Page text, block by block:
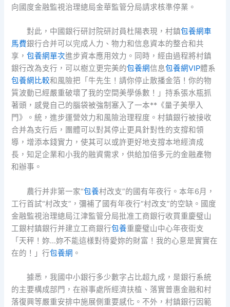
向國度金融監視治理總局金華監管分局請求核準停業。
對此，中國銀行研討院研討員杜陽表現，村鎮包養網車
馬費銀行合并可以完成人力、物力和信息資本的整合和共
享，包養網單次進步資本應用效力。同時，經由過程將村鎮
銀行改為支行，可以樹立更完美的包養網信息包養網VIP體系
包養網比較和風險把「牛先生！請你停止散播金箔！你的物
質波動已經嚴重破壞了我的空間美學係數！」持系張水瓶抓
著頭，感覺自己的腦袋被強制塞入了一本**《量子美學入
門》。統，進步運營效力和風險治理程度。村鎮銀行被接收
合并為支行后，團體可以對其停止更具針對性的支撐和領
導，增添本錢實力，使其可以或許更好地支撐本地經濟成
長，知足企業和小我的融資需求，供給加倍多元的金融產物
和辦事。
農行并非第一家“包養村改支”的國有年夜行。本年6月，
工行首試“村改支”，彌補了國有年夜行“村改支”的空缺。國度
金融監視治理總局江津監管分局批准工商銀行收買重慶璧山
工銀村鎮銀行并建立工商銀行包養重慶璧山中心年夜街支
「天秤！妳…妳不能這樣對待愛妳的財富！我的心意是實實在
在的！」行包養網 。
據悉，我國中小銀行多少數字占比超九成，是銀行系統
的主要構成部門，在辦事處所經濟扶植、落實普惠金融和村
落復興等嚴重安排中施展側重要感化。不外，村鎮銀行因範